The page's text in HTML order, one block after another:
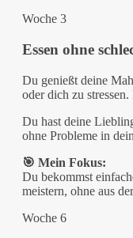
Woche 3
Essen ohne
Du genießt deine
oder dich zu
Du hast deine
ohne Probleme in
🎯 Mein Fokus:
Du bekommst
meistern, ohne aus
Woche 6